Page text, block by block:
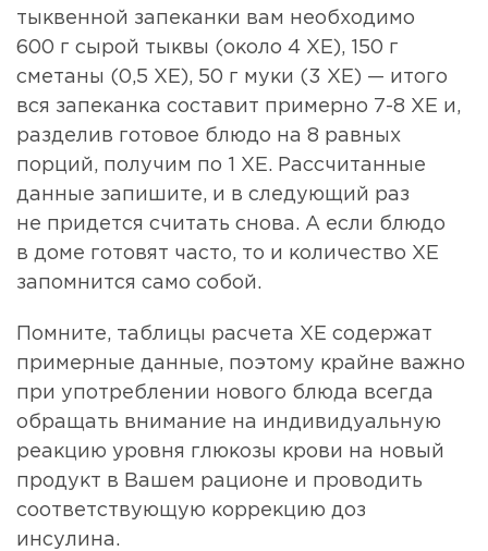
тыквенной запеканки вам необходимо
600 г сырой тыквы (около 4 ХЕ), 150 г
сметаны (0,5 ХЕ), 50 г муки (3 ХЕ) — итого
вся запеканка составит примерно 7-8 ХЕ и,
разделив готовое блюдо на 8 равных
порций, получим по 1 ХЕ. Рассчитанные
данные запишите, и в следующий раз
не придется считать снова. А если блюдо
в доме готовят часто, то и количество ХЕ
запомнится само собой.
Помните, таблицы расчета ХЕ содержат
примерные данные, поэтому крайне важно
при употреблении нового блюда всегда
обращать внимание на индивидуальную
реакцию уровня глюкозы крови на новый
продукт в Вашем рационе и проводить
соответствующую коррекцию доз
инсулина.